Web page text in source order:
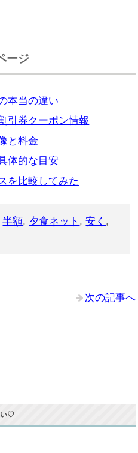
ージ
本当の違い
引券クーポン情報
と料金
体的な目安
を比較してみた
半額, 夕食ネット ,安く ,
次の記事へ
い♡